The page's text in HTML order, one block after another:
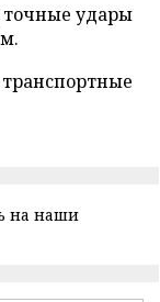
точные удары
транспортные
на наши